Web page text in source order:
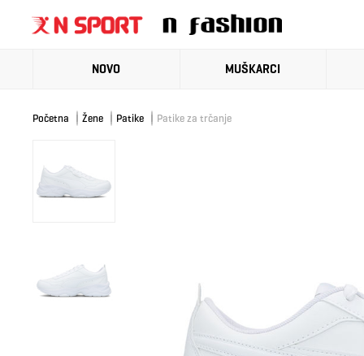
NOVO MUŠKARCI
Početna Žene Patike Patike za trčanje